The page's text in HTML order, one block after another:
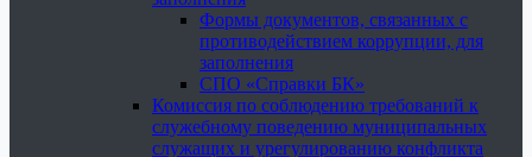
Формы документов, связанных с
противодействием коррупции, для
заполнения
СПО «Справки БК»
Комиссия по соблюдению требований к
служебному поведению муниципальных
служащих и урегулированию конфликта